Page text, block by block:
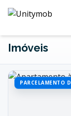
Imóveis
PARCELAMENTO